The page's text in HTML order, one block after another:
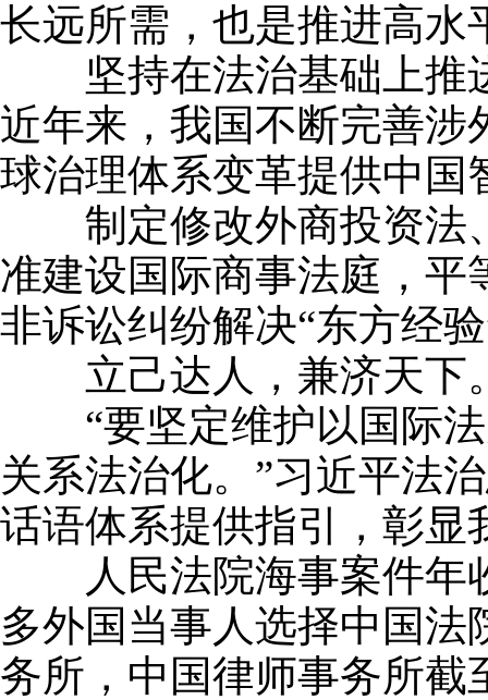
长远所需，也是推进高水
坚持在法治基础上推进
近年来，我国不断完善
球治理体系变革提供中国
制定修改外商投资法、
准建设国际商事法庭，
非诉讼纠纷解决“东方经
立己达人，兼济天下
“要坚定维护以国际法
关系法治化。”习近平法
话语体系提供指引，彰显
人民法院海事案件年收
多外国当事人选择中国
务所，中国律师事务所截